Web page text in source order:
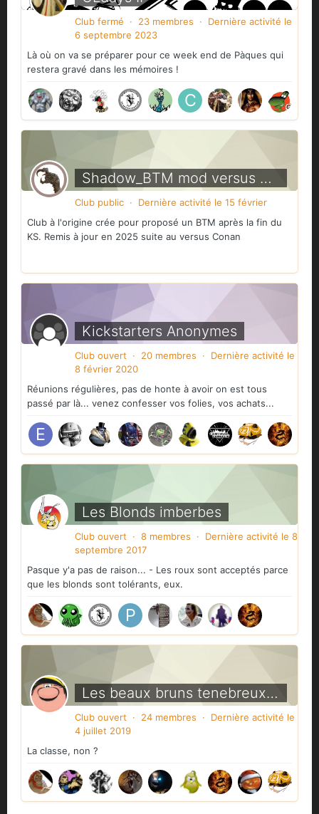
Club fermé · 23 membres · Dernière activité le
6 septembre 2023
Là où on va se préparer pour ce week end de Pàques qui
restera gravé dans les mémoires !
Shadow_BTM mod versus Conan
Club public · Dernière activité le 15 février
Club à l'origine crée pour proposé un BTM après la fin du
KS. Remis à jour en 2025 suite au versus Conan
Kickstarters Anonymes
Club ouvert · 20 membres · Dernière activité le
8 février 2020
Réunions régulières, pas de honte à avoir on est tous
passé par là... venez confesser vos folies, vos achats...
Les Blonds imberbes
Club ouvert · 8 membres · Dernière activité le 8
septembre 2017
Pasque y'a pas de raison... - Les roux sont acceptés parce
que les blonds sont tolérants, eux.
Les beaux bruns tenebreux ET BARBUS!
Club ouvert · 24 membres · Dernière activité le
4 juillet 2019
La classe, non ?